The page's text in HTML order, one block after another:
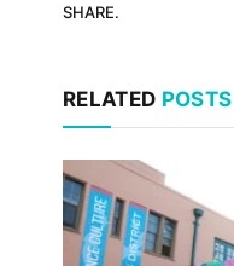
SHARE.
RELATED POSTS